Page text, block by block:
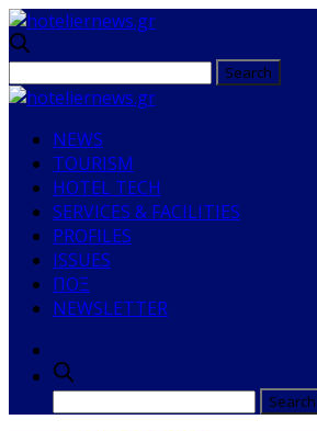
NEWS
TOURISM
HOTEL TECH
SERVICES & FACILITIES
PROFILES
ISSUES
ΠΟΞ
NEWSLETTER